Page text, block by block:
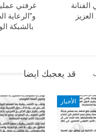
غرفتي
و”الرعاية
بالشبكة
قد يعجبك ايضا
الأخبار